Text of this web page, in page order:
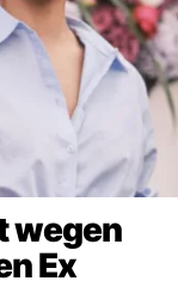
wegen
Ex